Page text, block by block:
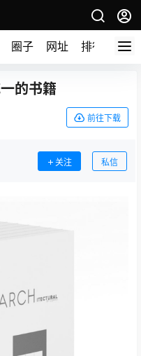
圈子 网址 排行榜
的书籍
前往下载
关注 私信